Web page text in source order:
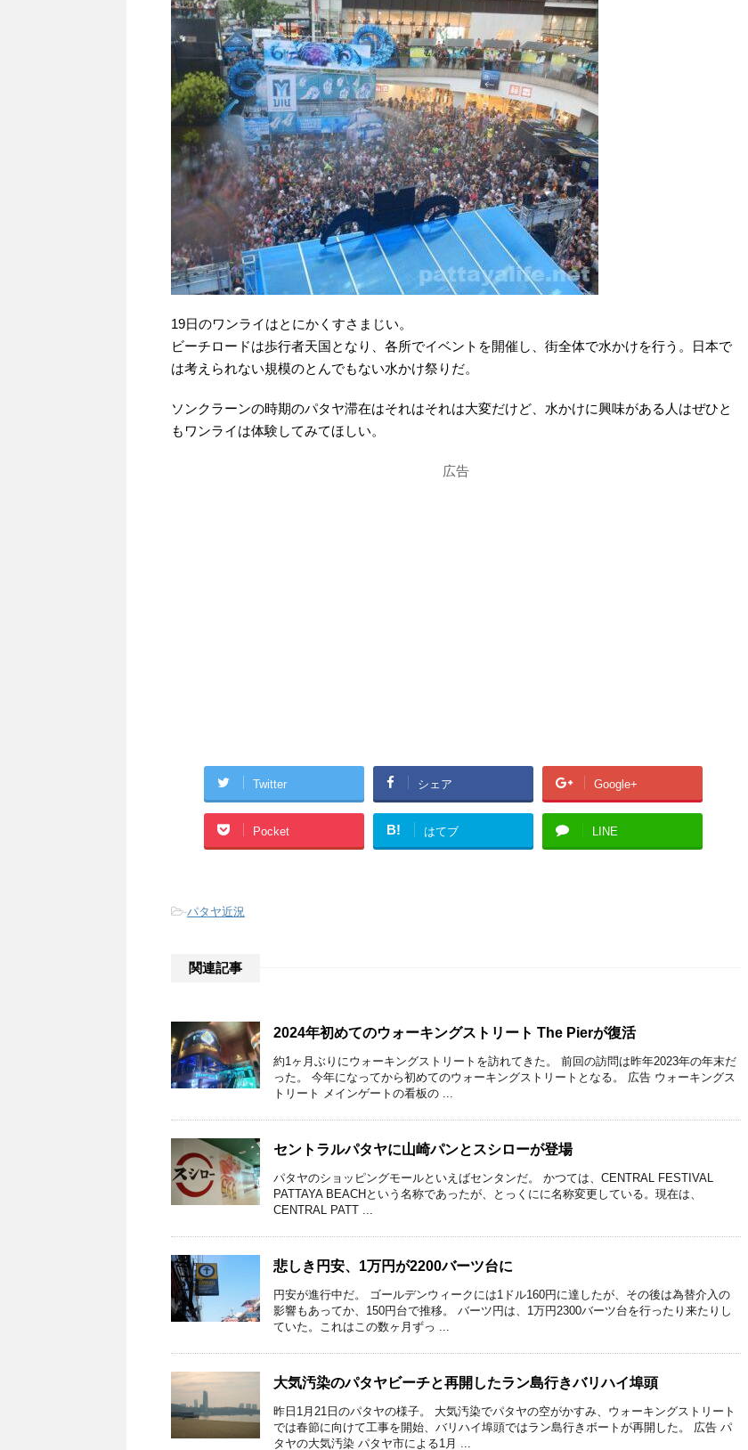
19日のワンライはとにかくすさまじい。
ビーチロードは歩行者天国となり、各所でイベントを開催し、街全体で水かけを行う。日本で
は考えられない規模のとんでもない水かけ祭りだ。
ソンクラーンの時期のパタヤ滞在はそれはそれは大変だけど、水かけに興味がある人はぜひと
もワンライは体験してみてほしい。
広告
Twitter シェア Google+
Pocket B! はてブ LINE
-パタヤ近況
関連記事
2024年初めてのウォーキングストリート The Pierが復活
約1ヶ月ぶりにウォーキングストリートを訪れてきた。 前回の訪問は昨年2023年の年末だ
った。 今年になってから初めてのウォーキングストリートとなる。 広告 ウォーキングス
トリート メインゲートの看板の ...
セントラルパタヤに山崎パンとスシローが登場
パタヤのショッピングモールといえばセンタンだ。 かつては、CENTRAL FESTIVAL
PATTAYA BEACHという名称であったが、とっくにに名称変更している。現在は、
CENTRAL PATT ...
悲しき円安、1万円が2200バーツ台に
円安が進行中だ。 ゴールデンウィークには1ドル160円に達したが、その後は為替介入の
影響もあってか、150円台で推移。 バーツ円は、1万円2300バーツ台を行ったり来たりし
ていた。これはこの数ヶ月ずっ ...
大気汚染のパタヤビーチと再開したラン島行きバリハイ埠頭
昨日1月21日のパタヤの様子。 大気汚染でパタヤの空がかすみ、ウォーキングストリート
では春節に向けて工事を開始、バリハイ埠頭ではラン島行きボートが再開した。 広告 パ
タヤの大気汚染 パタヤ市による1月 ...